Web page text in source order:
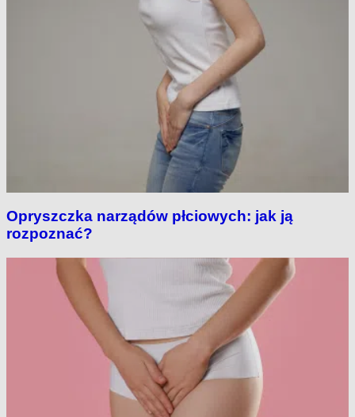
Opryszczka narządów płciowych: jak ją
rozpoznać?